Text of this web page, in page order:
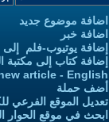
اضافة موضوع جديد
اضافة خبر
إضافة يوتيوب-فلم إلى
إضافة كتاب إلى مكتبة
article - English
أضف حملة
تعديل الموقع الفرعي
ابحث في موقع الحوار